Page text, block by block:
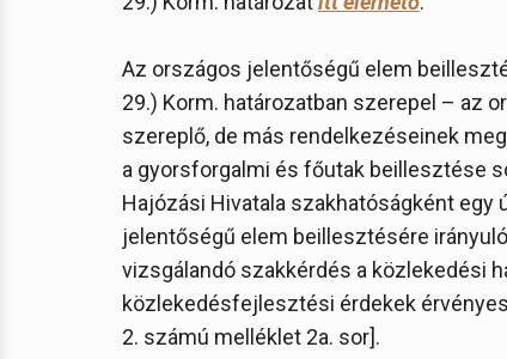
Az országos jelentőségű elem
29.) Korm. határozatban szerepel – az
szereplő, de más rendelkezéseinek
a gyorsforgalmi és főutak beillesztése
Hajózási Hivatala szakhatóságként
jelentőségű elem beillesztésére
vizsgálandó szakkérdés a közlekedési
közlekedésfejlesztési érdekek
2. számú melléklet 2a. sor].